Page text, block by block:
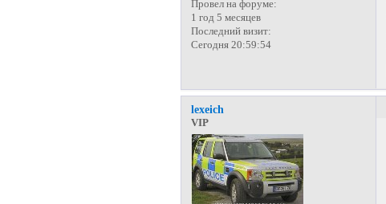
Провел на форуме:
1 год 5 месяцев
Последний визит:
Сегодня 20:59:54
lexeich
VIP